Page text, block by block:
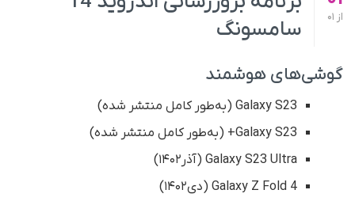
از
سامسونگ
گوشی‌های هوشمند
Galaxy S23 (به‌طور کامل منتشر شده)
Galaxy S23+ (به‌طور کامل منتشر شده)
Galaxy S23 Ultra (آذر۱۴۰۲)
Galaxy Z Fold 4 (دی۱۴۰۲)